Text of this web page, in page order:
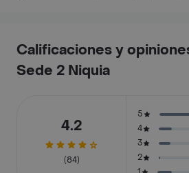
Calificaciones y
Sede 2 Niquia
4.2
(84)
5
4
3
2